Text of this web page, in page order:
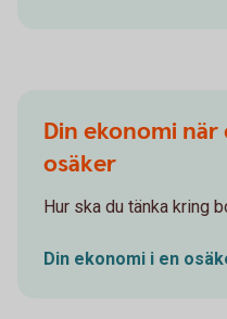
Din ekonomi
osäker
Hur ska du tänka kring
Din ekonomi i en